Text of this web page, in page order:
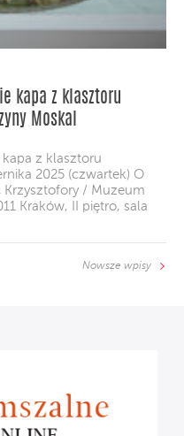
kapa z klasztoru
Moskal
kapa z klasztoru
2025 (czwartek) O
Krzysztofory / Muzeum
Kraków, II piętro, sala
Nowsze wpisy